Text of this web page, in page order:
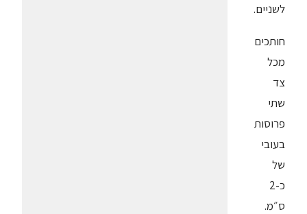
לשניים.
חותכים
מכל
צד
שתי
פרוסות
בעובי
של
כ-2
ס״מ.